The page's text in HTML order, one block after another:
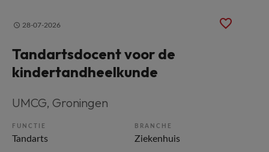
28-07-2026
Tandartsdocent voor de
kindertandheelkunde
UMCG, Groningen
FUNCTIE
Tandarts
BRANCHE
Ziekenhuis